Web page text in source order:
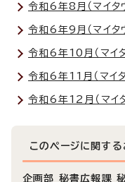
令和6年8月（マイタ
令和6年9月（マイタ
令和6年10月（マイタ
令和6年11月（マイタ
令和6年12月（マイ
このページに関する
企画部 秘書広報課